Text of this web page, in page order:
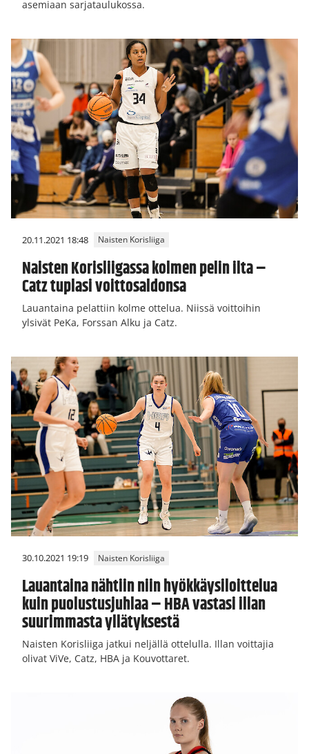
asemiaan sarjataulukossa.
20.11.2021 18:48 Naisten Korisliiga
Naisten Korisliigassa kolmen pelin ilta –
Catz tuplasi voittosaldonsa
Lauantaina pelattiin kolme ottelua. Niissä voittoihin
ylsivät PeKa, Forssan Alku ja Catz.
30.10.2021 19:19 Naisten Korisliiga
Lauantaina nähtiin niin hyökkäysiloittelua
kuin puolustusjuhlaa – HBA vastasi illan
suurimmasta yllätyksestä
Naisten Korisliiga jatkui neljällä ottelulla. Illan voittajia
olivat ViVe, Catz, HBA ja Kouvottaret.